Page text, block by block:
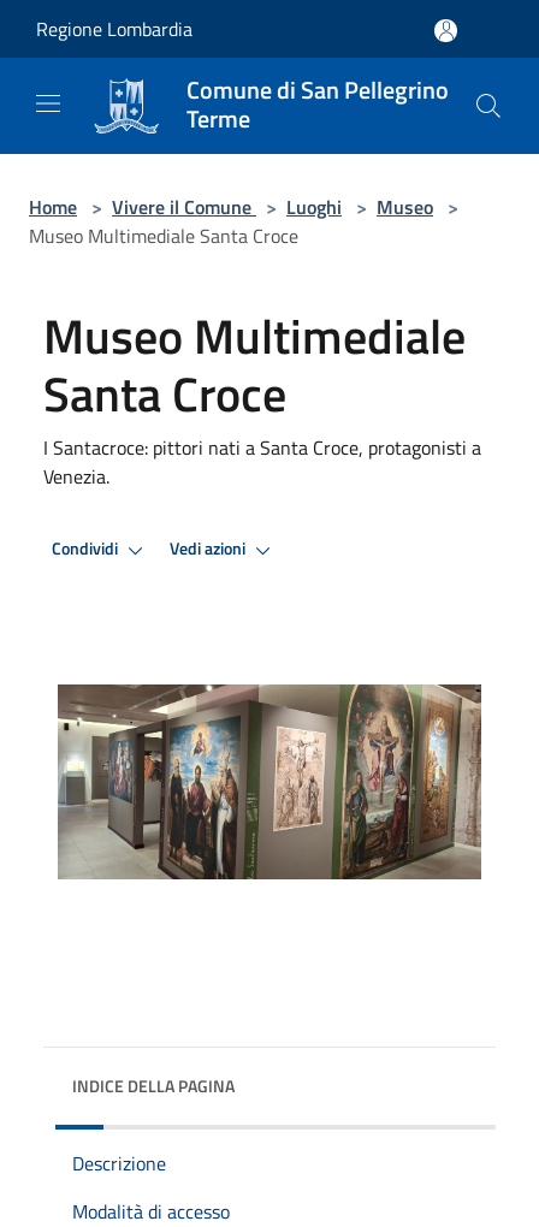
Regione Lombardia
Comune di San Pellegrino
Terme
Home > Vivere il Comune > Luoghi > Museo >
Museo Multimediale Santa Croce
Museo Multimediale
Santa Croce
I Santacroce: pittori nati a Santa Croce, protagonisti a
Venezia.
Condividi Vedi azioni
INDICE DELLA PAGINA
Descrizione
Modalità di accesso